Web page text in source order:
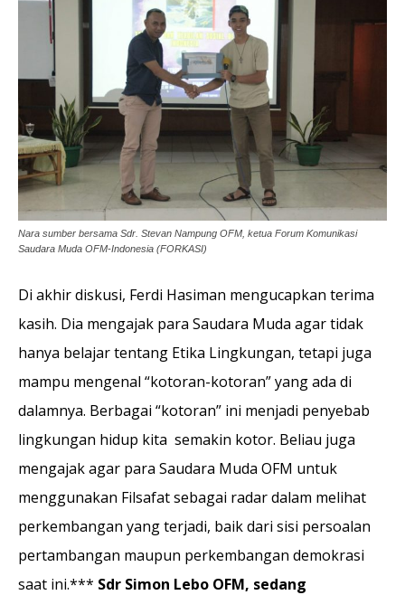
Nara sumber bersama Sdr. Stevan Nampung OFM, ketua Forum Komunikasi
Saudara Muda OFM-Indonesia (FORKASI)
Di akhir diskusi, Ferdi Hasiman mengucapkan terima
kasih. Dia mengajak para Saudara Muda agar tidak
hanya belajar tentang Etika Lingkungan, tetapi juga
mampu mengenal “kotoran-kotoran” yang ada di
dalamnya. Berbagai “kotoran” ini menjadi penyebab
lingkungan hidup kita semakin kotor. Beliau juga
mengajak agar para Saudara Muda OFM untuk
menggunakan Filsafat sebagai radar dalam melihat
perkembangan yang terjadi, baik dari sisi persoalan
pertambangan maupun perkembangan demokrasi
saat ini.*** Sdr Simon Lebo OFM, sedang